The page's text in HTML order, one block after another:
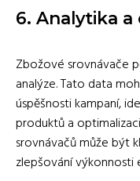
6. Analytika
Zbožové srovnávače
analýze. Tato data
úspěšnosti kampaní,
produktů a
srovnávačů může být
zlepšování výkonnosti